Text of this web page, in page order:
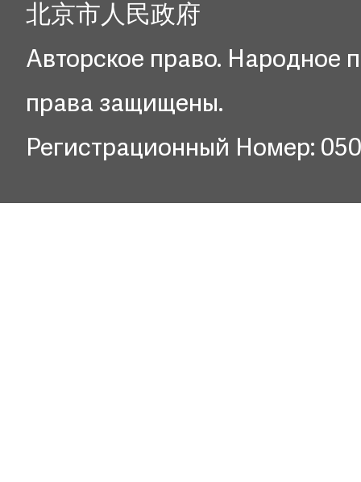
北京市人民政府
Авторское право. Народное
права защищены.
Регистрационный Номер: